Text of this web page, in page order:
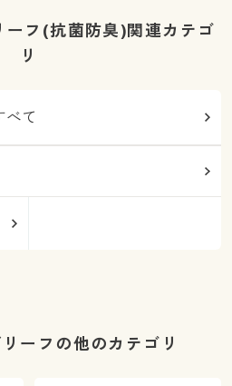
フ(抗菌防臭)関連カテゴ
リ
べて
ーフの他のカテゴリ